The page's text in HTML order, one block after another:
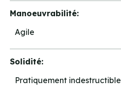
Manoeuvrabilité:
Agile
Solidité:
Pratiquement indestructible